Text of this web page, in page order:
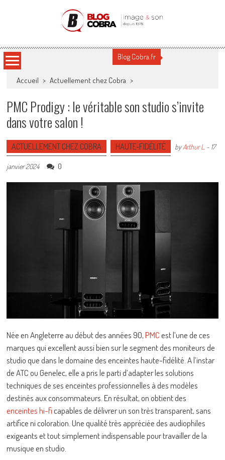
Blog Cobra
Blog Cobra.fr
Accueil > Actuellement chez Cobra >
PMC Prodigy : le véritable son studio s’invite
dans votre salon !
ACTUELLEMENT CHEZ COBRA HAUTE-FIDÉLITÉ byArthur L. - 17
janvier 2024 0
Née en Angleterre au début des années 90,PMCest l’une de ces
marques qui excellent aussi bien sur le segment des moniteurs de
studio que dans le domaine des enceintes haute-fidélité. A l’instar
de ATC ou Genelec, elle a pris le parti d’adapter les solutions
techniques de ses enceintes professionnelles à des modèles
destinés aux consommateurs. En résultat, on obtient des
enceintes hi-ficapables de délivrer un son très transparent, sans
artifice ni coloration. Une qualité très appréciée des audiophiles
exigeants et tout simplement indispensable pour travailler de la
musique en studio.